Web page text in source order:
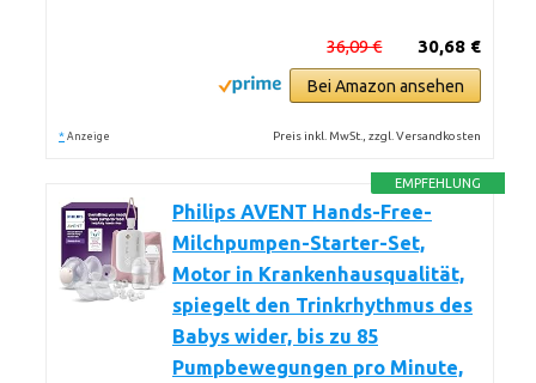
30,68 €
36,09 €
Bei Amazon ansehen
* Anzeige Preis inkl. MwSt., zzgl. Versandkosten
EMPFEHLUNG
Philips AVENT Hands-Free-
Milchpumpen-Starter-Set,
Motor in Krankenhausqualität,
spiegelt den Trinkrhythmus des
Babys wider, bis zu 85
Pumpbewegungen pro Minute,